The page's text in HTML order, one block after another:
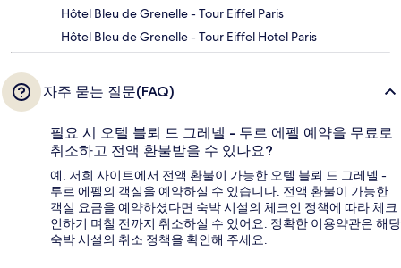
Hôtel Bleu de Grenelle - Tour Eiffel Paris
Hôtel Bleu de Grenelle - Tour Eiffel Hotel Paris
자주 묻는 질문(FAQ)
필요 시 오텔 블뢰 드 그레넬 - 투르 에펠 예약을 무료로
취소하고 전액 환불받을 수 있나요?
예, 저희 사이트에서 전액 환불이 가능한 오텔 블뢰 드 그레넬 -
투르 에펠의 객실을 예약하실 수 있습니다. 전액 환불이 가능한
객실 요금을 예약하셨다면 숙박 시설의 체크인 정책에 따라 체크
인하기 며칠 전까지 취소하실 수 있어요. 정확한 이용약관은 해당
숙박 시설의 취소 정책을 확인해 주세요.